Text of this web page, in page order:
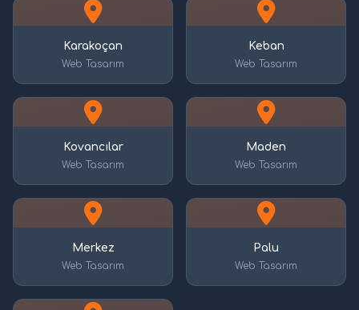
Karakoçan
Web Tasarım
Keban
Web Tasarım
Kovancılar
Web Tasarım
Maden
Web Tasarım
Merkez
Web Tasarım
Palu
Web Tasarım